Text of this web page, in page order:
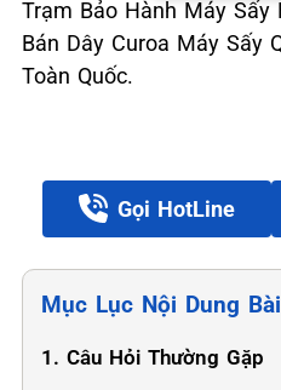
Trạm Bảo Hành Máy Sấy
Bán Dây Curoa Máy Sấy
Toàn Quốc.
Gọi HotLine
Mục Lục Nội Dung
1. Câu Hỏi Thường Gặp